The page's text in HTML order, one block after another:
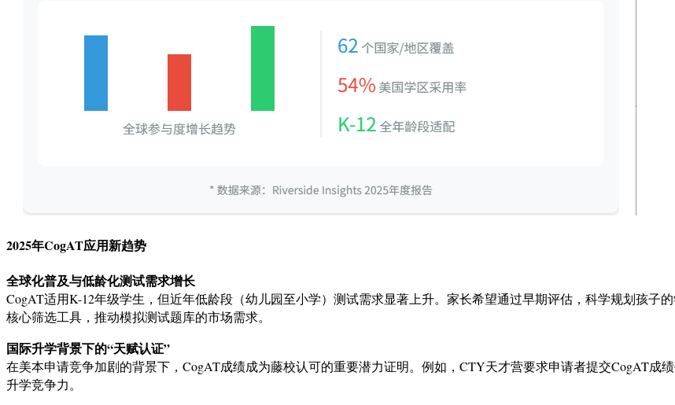
2025年CogAT应用新趋势
全球化普及与低龄化测试需求增长
CogAT适用K-12年级学生，但近年低龄段（幼儿园至小学）测试需求显著上升。家长希望通过早期评估，科学规划孩子
核心筛选工具，推动模拟测试题库的市场需求。
国际升学背景下的“天赋认证”
在美本申请竞争加剧的背景下，CogAT成绩成为藤校认可的重要潜力证明。例如，CTY天才营要求申请者提交CogAT成
升学竞争力。